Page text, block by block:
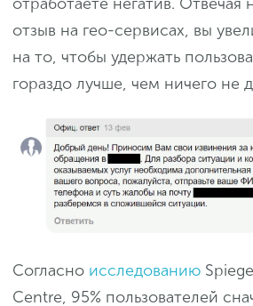
отзыв на гео-сервисах, вы
на то, чтобы удержать
гораздо лучше, чем ничего не
Согласно исследованию
Centre, 95% пользователей